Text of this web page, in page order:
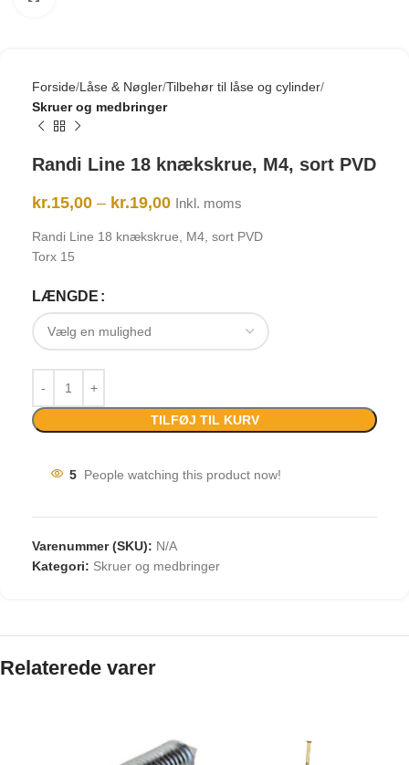
Forside Låse & Nøgler Tilbehør til låse og cylinder
Skruer og medbringer
Randi Line 18 knækskrue, M4, sort PVD
kr.15,00 – kr.19,00 Inkl. moms
Randi Line 18 knækskrue, M4, sort PVD
Torx 15
LÆNGDE
TILFØJ TIL KURV
5 People watching this product now!
Varenummer (SKU): N/A
Kategori: Skruer og medbringer
Relaterede varer